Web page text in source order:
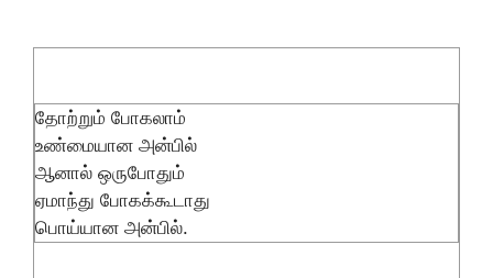
தோற்றும் போகலாம்
உண்மையான அன்பில்
ஆனால் ஒருபோதும்
ஏமாந்து போகக்கூடாது
பொய்யான அன்பில்.